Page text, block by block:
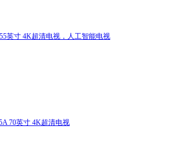
英寸 4K超清电视，人工智能电视
70英寸 4K超清电视